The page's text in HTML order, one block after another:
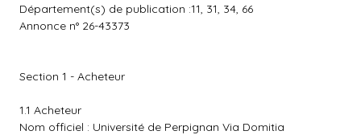
Département(s) de publication :11, 31, 34, 66
Annonce n° 26-43373
Section 1 - Acheteur
1.1 Acheteur
Nom officiel : Université de Perpignan Via Domitia